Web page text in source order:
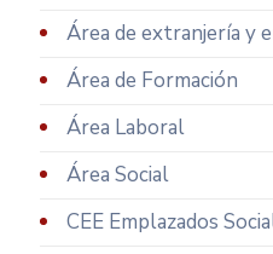
Área de extranjería y
Área de Formación
Área Laboral
Área Social
CEE Emplazados